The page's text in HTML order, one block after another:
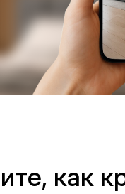
как